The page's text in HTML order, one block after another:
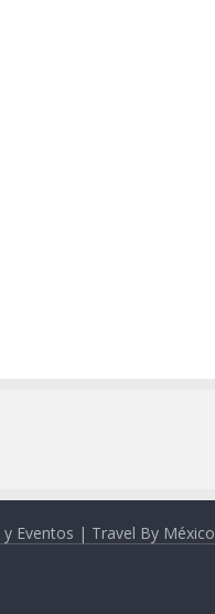
y Eventos | Travel By México